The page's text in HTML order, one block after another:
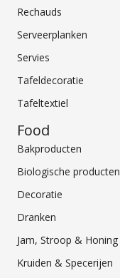
Rechauds
Serveerplanken
Servies
Tafeldecoratie
Tafeltextiel
Food
Bakproducten
Biologische producten
Decoratie
Dranken
Jam, Stroop & Honing
Kruiden & Specerijen